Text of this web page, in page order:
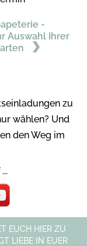
-
Auswahl Ihrer
zu
wählen? Und
den Weg im
EUCH HIER ZU
LIEBE IN EUER